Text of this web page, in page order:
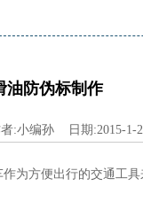
油防伪标制作
:小编孙 日期:2015-1-
方便出行的交通工